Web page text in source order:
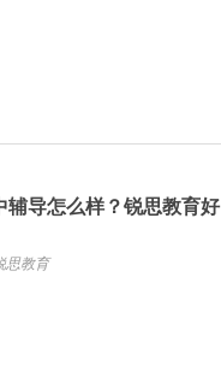
辅导怎么样？锐思教育好
思教育